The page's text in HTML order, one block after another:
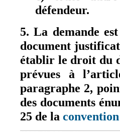
défendeur.
5. La demande
document
établir le droit du
prévues à
paragraphe 2,
des documents
25 de la